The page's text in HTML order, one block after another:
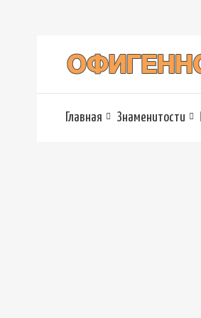
Главная Знаменитости